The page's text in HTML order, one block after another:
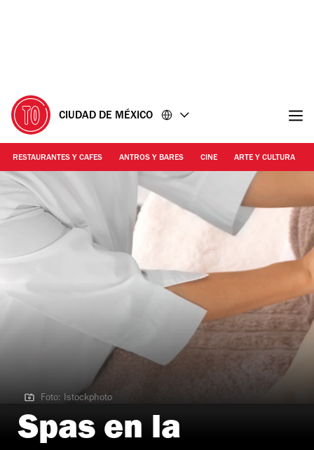
CIUDAD DE MÉXICO
RESTAURANTES Y CAFES ANTROS Y BARES CINE ARTE Y CULTURA
Foto: Istockphoto
Foto: Istockphoto
Spas en la